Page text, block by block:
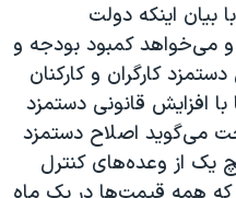
بیان اینکه دولت
و می‌خواهد کمبود بودجه و
کارگران و کارکنان
با افزایش قانونی دستمزد
می‌گوید اصلاح دستمزد
یک از وعده‌های کنترل